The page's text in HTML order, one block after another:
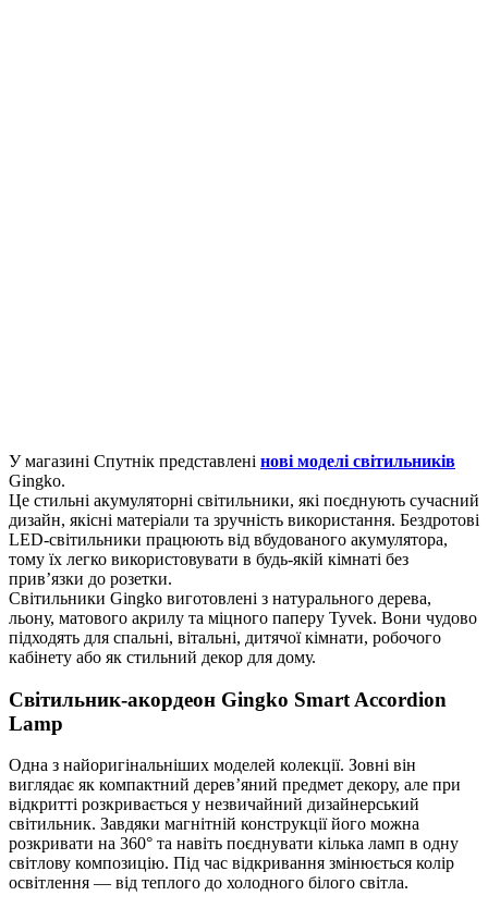
У магазині Спутнік представлені нові моделі світильників
Gingko.
Це стильні акумуляторні світильники, які поєднують сучасний
дизайн, якісні матеріали та зручність використання. Бездротові
LED-світильники працюють від вбудованого акумулятора,
тому їх легко використовувати в будь-якій кімнаті без
прив’язки до розетки.
Світильники Gingko виготовлені з натурального дерева,
льону, матового акрилу та міцного паперу Tyvek. Вони чудово
підходять для спальні, вітальні, дитячої кімнати, робочого
кабінету або як стильний декор для дому.
Світильник-акордеон Gingko Smart Accordion
Lamp
Одна з найоригінальніших моделей колекції. Зовні він
виглядає як компактний дерев’яний предмет декору, але при
відкритті розкривається у незвичайний дизайнерський
світильник. Завдяки магнітній конструкції його можна
розкривати на 360° та навіть поєднувати кілька ламп в одну
світлову композицію. Під час відкривання змінюється колір
освітлення — від теплого до холодного білого світла.